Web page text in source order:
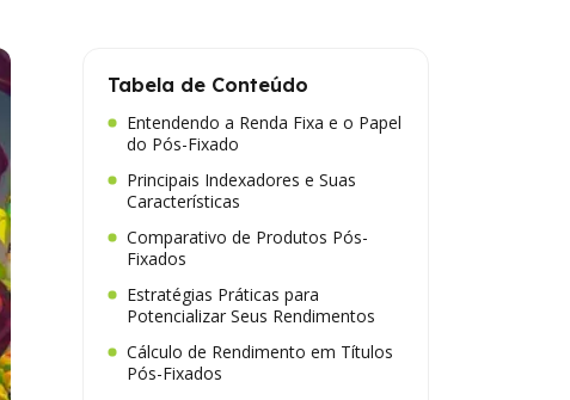
Tabela de Conteúdo
Entendendo a Renda Fixa e o Papel
do Pós-Fixado
Principais Indexadores e Suas
Características
Comparativo de Produtos Pós-
Fixados
Estratégias Práticas para
Potencializar Seus Rendimentos
Cálculo de Rendimento em Títulos
Pós-Fixados